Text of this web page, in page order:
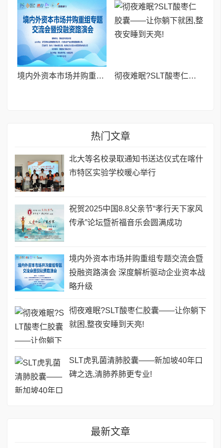
境内外资本市场并购重组专题交流会暨投融资路演会 深度解析驱动企业资本战略升级 彻夜难眠?SLT酸枣仁胶囊——让你躺下就困,整夜安睡到天亮!
热门文章
北大等名校录取通知书送达仪式在喀什
市特区实验学校暖心举行
祝贺2025中国8.8父亲节“孝行天下家风
传承”论坛暨祈福音乐会圆满成功
境内外资本市场并购重组专题交流会暨
投融资路演会 深度解析驱动企业资本战
略升级
彻夜难眠?SLT酸枣仁胶囊——让你躺下
就困,整夜安睡到天亮!
SLT虎乳菌清肺胶囊——新加坡40年口
碑之选,清肺养肺更专业!
最新文章